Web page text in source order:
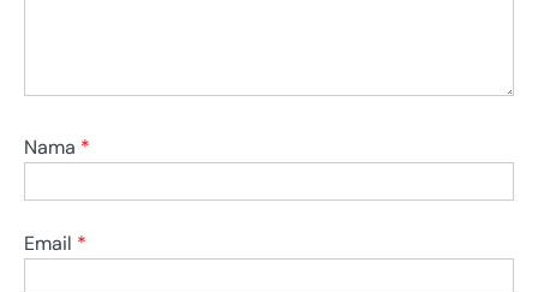
Nama *
Email *